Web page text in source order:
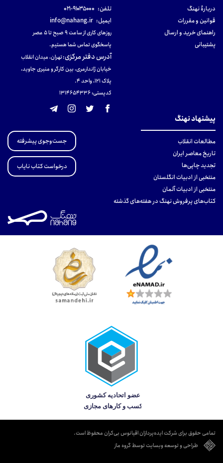
دربارهٔ نهنگ
قوانین و مقررات
راهنمای خرید و ارسال
پشتیبانی
تلفن: ۹۱۰۳۵۰۰۰-۰۲۱
ایمیل: info@nahang.ir
روزهای کاری از ساعت ۹ صبح تا ۵ عصر
پاسخگوی تماس شما هستیم.
آدرس دفتر مرکزی:تهران، میدان انقلاب
خیابان ژاندارمری، بین کارگر و منیری جاوید،
پلاک 121، واحد ۴.
کدپستی: 131465433۶
پیشنهاد نهنگ
مطالعات انقلاب
تاریخ معاصر ایران
تجدید چاپی‌ها
منتخبی از ادبیات انگلستان
منتخبی از ادبیات آلمان
کتاب‌های پرفروش نهنگ در هفته‌های گذشته
جست‌وجوی پیشرفته
درخواست کتاب نایاب
تمامی حقوق برای شرکت ایده‌پردازان اقیانوس بی‌کران محفوظ است.
طراحی و توسعه وبسایت توسط گروه ماز